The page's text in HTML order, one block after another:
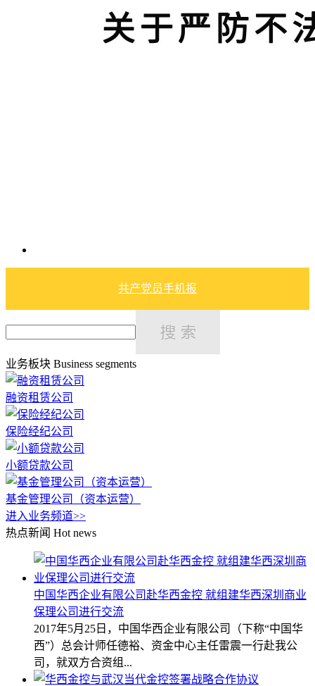
共产党员手机报
业务板块 Business segments
融资租赁公司
保险经纪公司
小额贷款公司
基金管理公司（资本运营）
进入业务频道>>
热点新闻 Hot news
中国华西企业有限公司赴华西金控 就组建华西深圳商业
保理公司进行交流
2017年5月25日，中国华西企业有限公司（下称“中国华
西”）总会计师任德裕、资金中心主任雷震一行赴我公
司，就双方合资组...